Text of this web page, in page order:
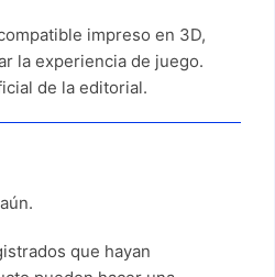
impreso en 3D,
la experiencia de juego.
de la editorial.
que hayan